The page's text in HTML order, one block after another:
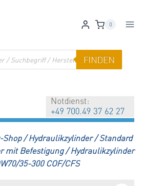
0
FINDEN
Notdienst:
+49 700.49 37 62 27
Shop / Hydraulikzylinder / Standard
mit Befestigung /Hydraulikzylinder
35-300 COF/CFS